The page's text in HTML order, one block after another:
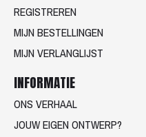
REGISTREREN
MIJN BESTELLINGEN
MIJN VERLANGLIJST
INFORMATIE
ONS VERHAAL
JOUW EIGEN ONTWERP?